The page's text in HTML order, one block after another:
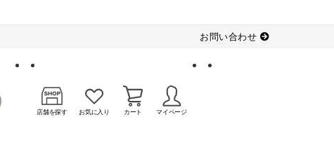
お問い合わせ
店舗を探す お気に入り カート マイページ